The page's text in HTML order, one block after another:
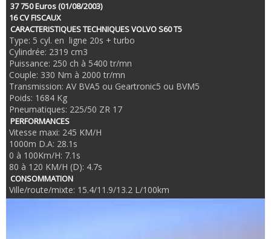
37 750 Euros (01/08/2003)
16 CV FISCAUX
CARACTERISTIQUES TECHNIQUES VOLVO S60 T5
Type: 5 cyl. en ligne 20s + turbo
Cylindrée: 2319 cm3
Puissance: 250 ch à 5400 tr/mn
Couple: 330 Nm à 2000 tr/mn
Transmission: AV BVA5 ou Geartronic5 ou BVM5
Poids: 1684 Kg
Pneumatiques: 225/50 ZR 17
PERFORMANCES
Vitesse maxi: 245 KM/H
1000m D.A: 28.1s
0 à 100Km/H: 7.1s
80 à 120 KM/H (D): 4.7s
CONSOMMATION
Ville/route/mixte: 15.4/11.9/13.2 L/100km